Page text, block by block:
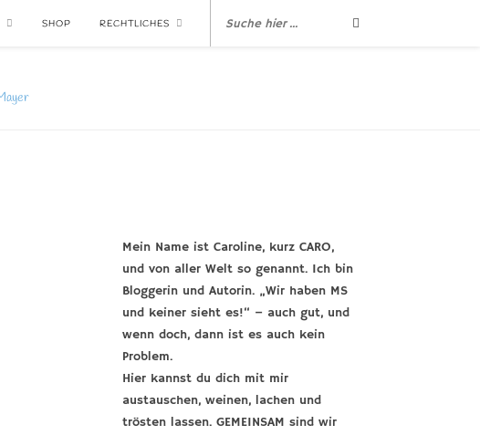
SHOP RECHTLICHES
Mein Name ist Caroline, kurz CARO,
und von aller Welt so genannt. Ich bin
Bloggerin und Autorin. „Wir haben MS
und keiner sieht es!“ – auch gut, und
wenn doch, dann ist es auch kein
Problem.
Hier kannst du dich mit mir
austauschen, weinen, lachen und
trösten lassen. GEMEINSAM sind wir